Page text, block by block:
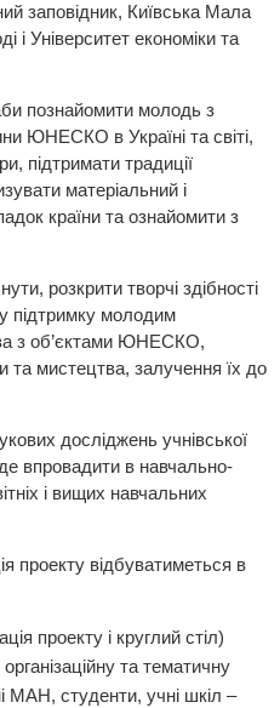
заповідник, Київська Мала
і Університет економіки та
познайомити молодь з
ЮНЕСКО в Україні та світі,
підтримати традиції
матеріальний і
країни та ознайомити з
розкрити творчі здібності
підтримку молодим
з об’єктами ЮНЕСКО,
та мистецтва, залучення їх до
досліджень учнівської
впровадити в навчально-
і вищих навчальних
проекту відбуватиметься в
проекту і круглий стіл)
та тематичну
МАН, студенти, учні шкіл –